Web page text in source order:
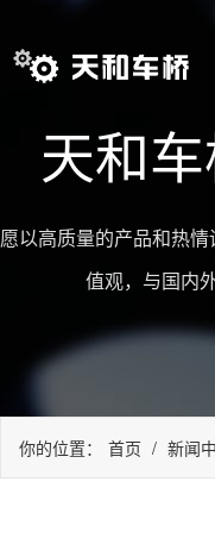
天和
愿以高质量的产品和热
值观，与国内
你的位置： 首页 / 新闻